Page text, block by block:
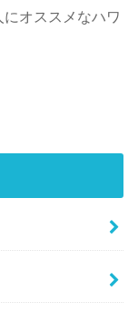
オススメなハワ